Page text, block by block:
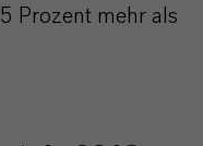
Prozent mehr als